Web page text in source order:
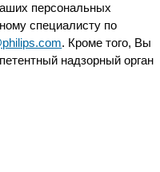
персональных
специалисту по
. Кроме того, Вы
надзорный орган